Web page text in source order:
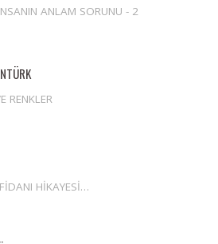
ANLAM SORUNU - 2
RENKLER
HİKAYESİ…